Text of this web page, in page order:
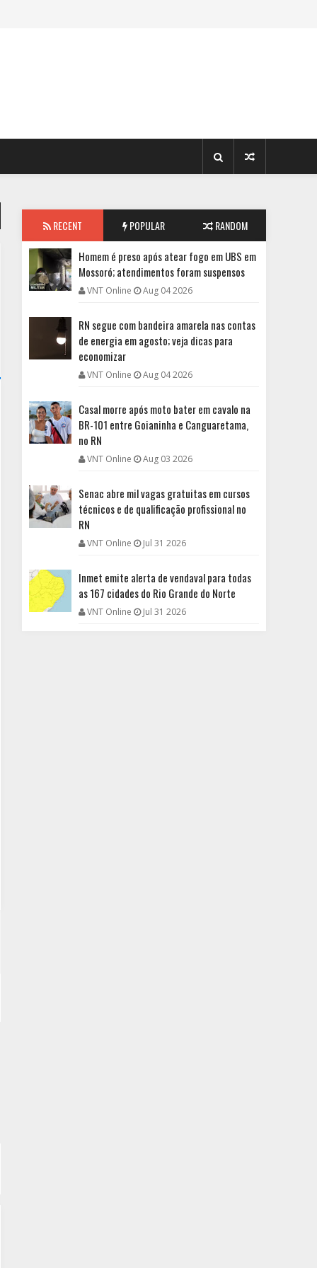
RECENT POPULAR RANDOM
Homem é preso após atear fogo em UBS em
Mossoró; atendimentos foram suspensos
VNT Online Aug 04 2026
RN segue com bandeira amarela nas contas
de energia em agosto; veja dicas para
economizar
VNT Online Aug 04 2026
Casal morre após moto bater em cavalo na
BR-101 entre Goianinha e Canguaretama,
no RN
VNT Online Aug 03 2026
Senac abre mil vagas gratuitas em cursos
técnicos e de qualificação profissional no
RN
VNT Online Jul 31 2026
Inmet emite alerta de vendaval para todas
as 167 cidades do Rio Grande do Norte
VNT Online Jul 31 2026